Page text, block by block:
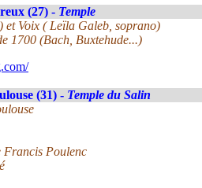
(27) - Temple
Voix ( Leïla Galeb, soprano)
1700 (Bach, Buxtehude...)
(31) - Temple du Salin
Francis Poulenc